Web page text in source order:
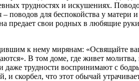
трудностях и искушениях.
для беспокойства у матери
свои родных в любящие
к нему мирянам: «Освящайте
В том доме, где живет
трудности воспринимают с
скорбел, что этот обычай